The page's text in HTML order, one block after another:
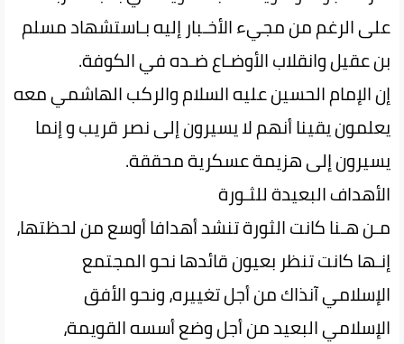
على‌ الرغم من مجي‌ء الأخـبار إليه بـاستشهاد مسلم
بن عقيل وانقلاب الأوضـاع ضـده في الكوفة.
إن الإمام الحسين عليه السلام والركب الهاشمي معه
يعلمون‌ يقينا‌ أنهم‌ لا يسيرون إلى نصر قريب و إنما
يسيرون إلى‌ هزيمة‌ عسكرية محققة.
الأهداف البعيدة للثـورة
مـن هـنا كانت الثورة تنشد أهدافا أوسع من لحظتها،
إنـها كانت تنظر بعيون قائدها‌ نحو‌ المجتمع‌
الإسلامي آنذاك من أجل تغييره، ونحو الأفق
الإسلامي البعيد من‌ أجل وضع أسسه القويمة،